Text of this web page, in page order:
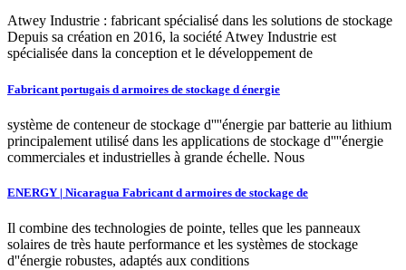
Atwey Industrie : fabricant spécialisé dans les solutions de stockage
Depuis sa création en 2016, la société Atwey Industrie est
spécialisée dans la conception et le développement de
Fabricant portugais d armoires de stockage d énergie
système de conteneur de stockage d''''énergie par batterie au lithium
principalement utilisé dans les applications de stockage d''''énergie
commerciales et industrielles à grande échelle. Nous
ENERGY | Nicaragua Fabricant d armoires de stockage de
Il combine des technologies de pointe, telles que les panneaux
solaires de très haute performance et les systèmes de stockage
d''énergie robustes, adaptés aux conditions